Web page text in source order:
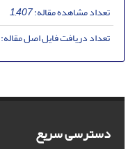
تعداد مشاهده مقاله:1,407
تعداد دریافت فایل اصل مقاله:
دسترسی سریع